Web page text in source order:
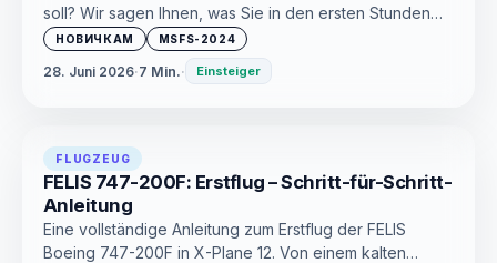
soll? Wir sagen Ihnen, was Sie in den ersten Stunden
tun sollten, um sich nicht zu verirren und sofort Spaß am
НОВИЧКАМ MSFS-2024
28. Juni 2026·7 Min.· Einsteiger
FLUGZEUG
FELIS 747-200F: Erstflug – Schritt-für-Schritt-
Anleitung
Eine vollständige Anleitung zum Erstflug der FELIS
Boeing 747-200F in X-Plane 12. Von einem kalten